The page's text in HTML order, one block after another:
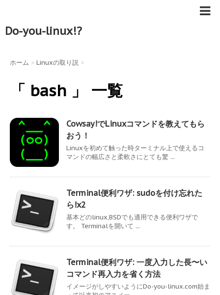
Do-you-linux!?
ホーム > Linuxの取り説 >
「 bash 」 一覧
Cowsay!でLinuxコマンドを教えてもら
おう！
Linuxを初めて触った時ターミナル上で使えるコ
マンドの幅広さと柔軟さにとても驚 ...
Terminal便利ワザ: sudoを付け忘れた
ら!x2
基本どのlinux,BSDでも適用できる便利ワザで
す。 Terminalを開いて ...
Terminal便利ワザ: 一度入力した長〜い
コマンド再入力を省く方法
イメージがしやすいようにDo-you-linux.com始ま